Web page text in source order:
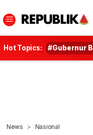
Hot Topics: #Gubernur
News Nasional